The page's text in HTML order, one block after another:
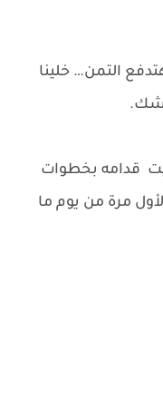
التمن… خلينا
قدامه بخطوات
مرة من يوم ما